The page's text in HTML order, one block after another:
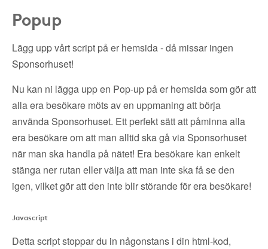
Popup
Lägg upp vårt script på er hemsida - då missar ingen
Sponsorhuset!
Nu kan ni lägga upp en Pop-up på er hemsida som gör att
alla era besökare möts av en uppmaning att börja
använda Sponsorhuset. Ett perfekt sätt att påminna alla
era besökare om att man alltid ska gå via Sponsorhuset
när man ska handla på nätet! Era besökare kan enkelt
stänga ner rutan eller välja att man inte ska få se den
igen, vilket gör att den inte blir störande för era besökare!
Javascript
Detta script stoppar du in någonstans i din html-kod,